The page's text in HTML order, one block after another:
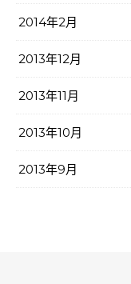
2014年2月
2013年12月
2013年11月
2013年10月
2013年9月